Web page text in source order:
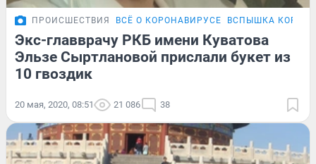
ПРОИСШЕСТВИЯ ВСЁ О КОРОНАВИРУСЕ ВСПЫШКА
Экс-главврачу РКБ имени Куватова
Эльзе Сыртлановой прислали букет из
10 гвоздик
20 мая, 2020, 08:51 21 086 38